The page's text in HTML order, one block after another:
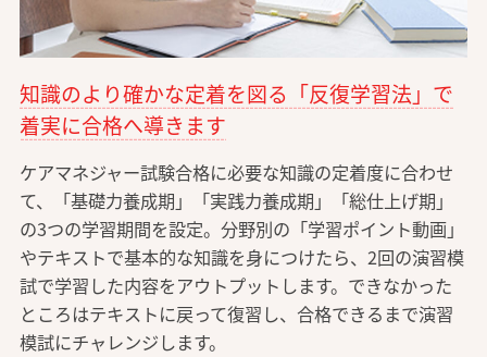
知識のより確かな定着を図る「反復学習法」で
着実に合格へ導きます
ケアマネジャー試験合格に必要な知識の定着度に合わせ
て、「基礎力養成期」「実践力養成期」「総仕上げ期」
の3つの学習期間を設定。分野別の「学習ポイント動画」
やテキストで基本的な知識を身につけたら、2回の演習模
試で学習した内容をアウトプットします。できなかった
ところはテキストに戻って復習し、合格できるまで演習
模試にチャレンジします。